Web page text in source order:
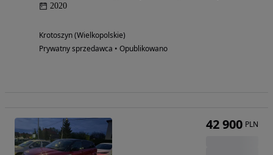
2020
Krotoszyn (Wielkopolskie)
Prywatny sprzedawca • Opublikowano
42 900 PLN